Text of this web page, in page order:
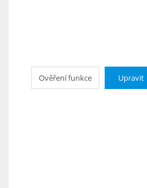
Ověření funkce Upravit